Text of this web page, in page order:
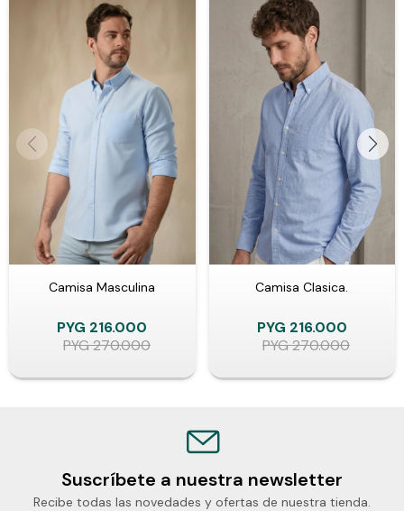
Camisa Masculina
PYG 216.000
PYG270.000
Camisa Clasica.
PYG 216.000
PYG270.000
Suscríbete a nuestra newsletter
Recibe todas las novedades y ofertas de nuestra tienda.